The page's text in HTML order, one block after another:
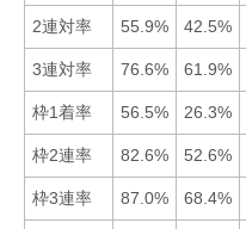
2連対率 55.9% 42.5%
3連対率 76.6% 61.9%
枠1着率 56.5% 26.3%
枠2連率 82.6% 52.6%
枠3連率 87.0% 68.4%